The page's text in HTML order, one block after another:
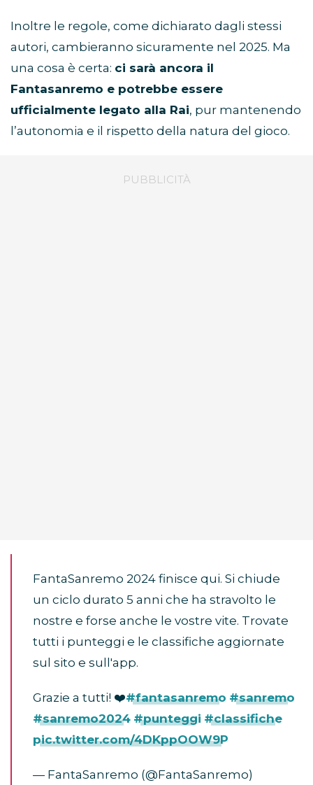
Inoltre le regole, come dichiarato dagli stessi
autori, cambieranno sicuramente nel 2025. Ma
una cosa è certa: ci sarà ancora il
Fantasanremo e potrebbe essere
ufficialmente legato alla Rai, pur mantenendo
l’autonomia e il rispetto della natura del gioco.
FantaSanremo 2024 finisce qui. Si chiude
un ciclo durato 5 anni che ha stravolto le
nostre e forse anche le vostre vite. Trovate
tutti i punteggi e le classifiche aggiornate
sul sito e sull'app.
Grazie a tutti! ❤️#fantasanremo #sanremo
#sanremo2024 #punteggi #classifiche
pic.twitter.com/4DKppOOW9P
— FantaSanremo (@FantaSanremo)